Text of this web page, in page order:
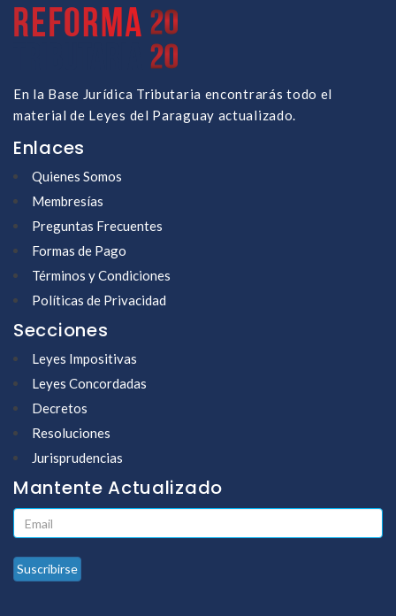
En la Base Jurídica Tributaria encontrarás todo el
material de Leyes del Paraguay actualizado.
Enlaces
Quienes Somos
Membresías
Preguntas Frecuentes
Formas de Pago
Términos y Condiciones
Políticas de Privacidad
Secciones
Leyes Impositivas
Leyes Concordadas
Decretos
Resoluciones
Jurisprudencias
Mantente Actualizado